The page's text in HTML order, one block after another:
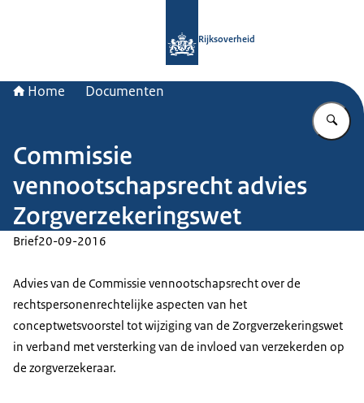
Rijksoverheid
Home Documenten
Commissie
vennootschapsrecht advies
Zorgverzekeringswet
Brief20-09-2016
Advies van de Commissie vennootschapsrecht over de
rechtspersonenrechtelijke aspecten van het
conceptwetsvoorstel tot wijziging van de Zorgverzekeringswet
in verband met versterking van de invloed van verzekerden op
de zorgverzekeraar.